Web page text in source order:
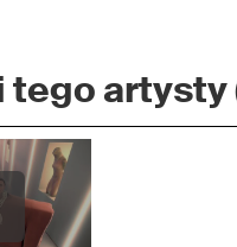
tego artysty